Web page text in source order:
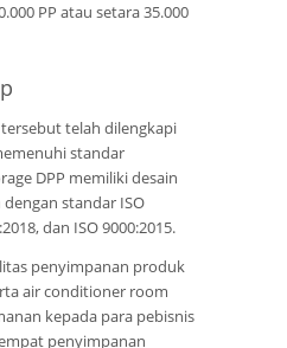
PP atau setara 35.000
telah dilengkapi
standar
DPP memiliki desain
standar ISO
dan ISO 9000:2015.
penyimpanan produk
air conditioner room
kepada para pebisnis
penyimpanan